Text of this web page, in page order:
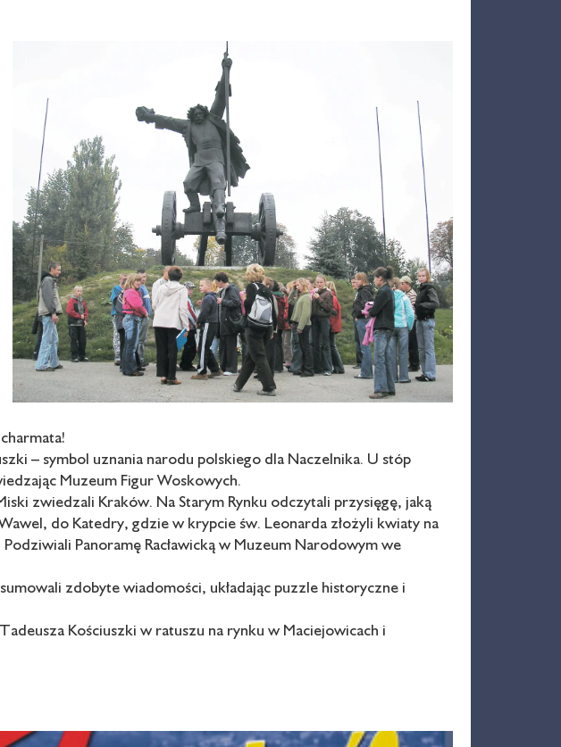
– symbol uznania narodu polskiego dla Naczelnika. U stóp
Muzeum Figur Woskowych.
zwiedzali Kraków. Na Starym Rynku odczytali przysięgę, jaką
do Katedry, gdzie w krypcie św. Leonarda złożyli kwiaty na
Panoramę Racławicką w Muzeum Narodowym we
zdobyte wiadomości, układając puzzle historyczne i
Kościuszki w ratuszu na rynku w Maciejowicach i